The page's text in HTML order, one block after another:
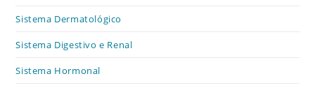
Sistema Dermatológico
Sistema Digestivo e Renal
Sistema Hormonal